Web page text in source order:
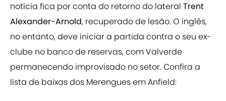
notícia fica por conta do retorno do lateral Trent
Alexander-Arnold, recuperado de lesão. O inglês,
no entanto, deve iniciar a partida contra o seu ex-
clube no banco de reservas, com Valverde
permanecendo improvisado no setor. Confira a
lista de baixas dos Merengues em Anfield: